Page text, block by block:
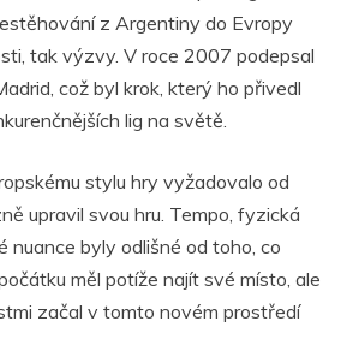
z Argentiny do Evropy
tak výzvy. V roce 2007 podepsal
což byl krok, který ho přivedl
lig na světě.
stylu hry vyžadovalo od
upravil svou hru. Tempo, fyzická
nuance byly odlišné od toho, co
měl potíže najít své místo, ale
začal v tomto novém prostředí